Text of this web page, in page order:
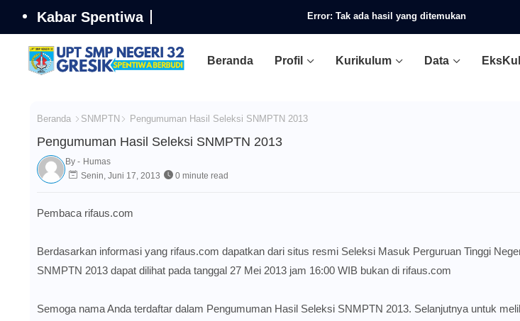
Kabar Spentiwa Error: Tak ada hasil yang ditemukan
Beranda Profil Kurikulum Data EksKul
Beranda SNMPTN Pengumuman Hasil Seleksi SNMPTN 2013
Pengumuman Hasil Seleksi SNMPTN 2013
By - Humas
Senin, Juni 17, 2013
0 minute read
Pembaca rifaus.com
Berdasarkan informasi yang rifaus.com dapatkan dari situs resmi Seleksi Masuk Perguruan Tinggi
SNMPTN 2013 dapat dilihat pada tanggal 27 Mei 2013 jam 16:00 WIB bukan di rifaus.com
Semoga nama Anda terdaftar dalam Pengumuman Hasil Seleksi SNMPTN 2013. Selanjutnya untuk